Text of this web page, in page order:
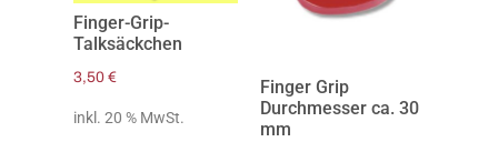
Finger-Grip-
Talksäckchen
3,50 €
inkl. 20 % MwSt.
Finger Grip
Durchmesser ca. 30
mm